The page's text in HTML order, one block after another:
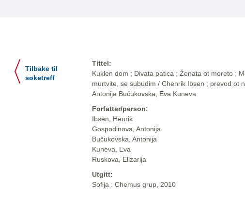
Tilbake til
søketreff
Tittel:
Kuklen dom ; Divata patica ; Ženata ot moreto ;
murtvite, se subudim / Chenrik Ibsen ; prevod ot
Antonija Bučukovska, Eva Kuneva
Forfatter/person:
Ibsen, Henrik
Gospodinova, Antonija
Bučukovska, Antonija
Kuneva, Eva
Ruskova, Elizarija
Utgitt:
Sofija : Chemus grup, 2010